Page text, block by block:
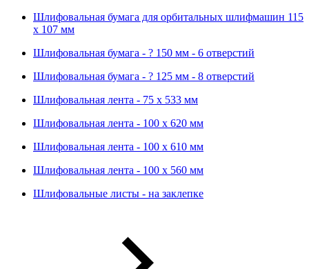
Шлифовальная бумага для орбитальных шлифмашин 115
х 107 мм
Шлифовальная бумага - ? 150 мм - 6 отверстий
Шлифовальная бумага - ? 125 мм - 8 отверстий
Шлифовальная лента - 75 х 533 мм
Шлифовальная лента - 100 х 620 мм
Шлифовальная лента - 100 х 610 мм
Шлифовальная лента - 100 х 560 мм
Шлифовальные листы - на заклепке